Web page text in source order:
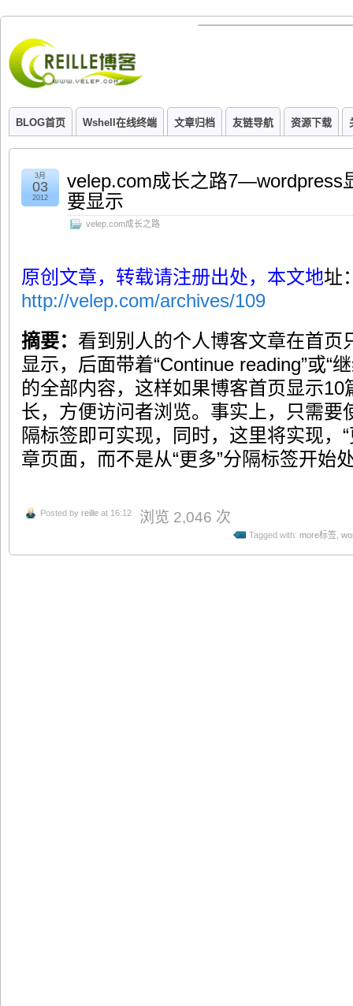
BLOG首页 Wshell在线终端 文章归档 友链导航 资源下载
velep.com成长之路7—wordpress
要显示
velep.com成长之路
3月
03
2012
原创文章，转载请注册出处，本文地址
http://velep.com/archives/109
摘要： 看到别人的个人博客文章在首页
显示，后面带着“Continue reading”或“
的全部内容，这样如果博客首页显示
长，方便访问者浏览。事实上，只需要
隔标签即可实现，同时，这里将实现，
章页面，而不是从“更多”分隔标签开始
Posted by reille at 16:12 浏览 2,046 次
Tagged with: more标签